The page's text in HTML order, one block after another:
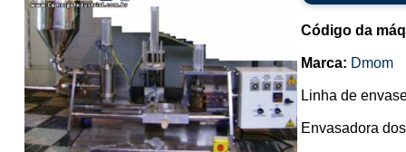
Código da
Marca: Dmom
Linha de
Envasadora